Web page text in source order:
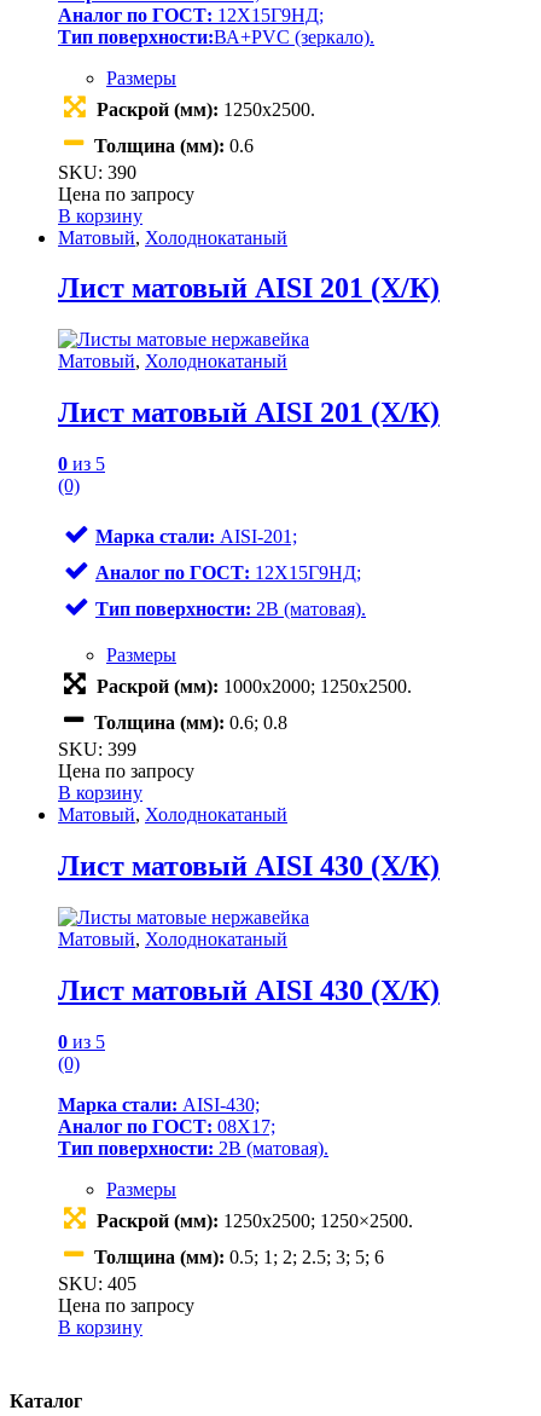
Аналог по ГОСТ: 12Х15Г9НД;
Тип поверхности:ВА+PVC (зеркало).
Размеры
Раскрой (мм): 1250х2500.
Толщина (мм): 0.6
SKU: 390
Цена по запросу
В корзину
Матовый, Холоднокатаный
Лист матовый AISI 201 (Х/К)
Матовый, Холоднокатаный
Лист матовый AISI 201 (Х/К)
0 из 5
(0)
Марка стали: AISI-201;
Аналог по ГОСТ: 12Х15Г9НД;
Тип поверхности: 2В (матовая).
Размеры
Раскрой (мм): 1000х2000; 1250х2500.
Толщина (мм): 0.6; 0.8
SKU: 399
Цена по запросу
В корзину
Матовый, Холоднокатаный
Лист матовый AISI 430 (Х/К)
Матовый, Холоднокатаный
Лист матовый AISI 430 (Х/К)
0 из 5
(0)
Марка стали: AISI-430;
Аналог по ГОСТ: 08Х17;
Тип поверхности: 2В (матовая).
Размеры
Раскрой (мм): 1250х2500; 1250×2500.
Толщина (мм): 0.5; 1; 2; 2.5; 3; 5; 6
SKU: 405
Цена по запросу
В корзину
Каталог